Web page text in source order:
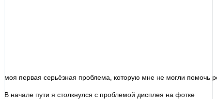
моя первая серьёзная проблема, которую мне не могли помочь
В начале пути я столкнулся с проблемой дисплея на фотке